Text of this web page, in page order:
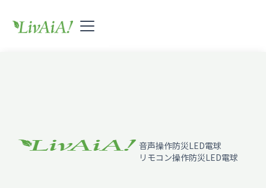
音声操作防災LED電球
リモコン操作防災LED電球